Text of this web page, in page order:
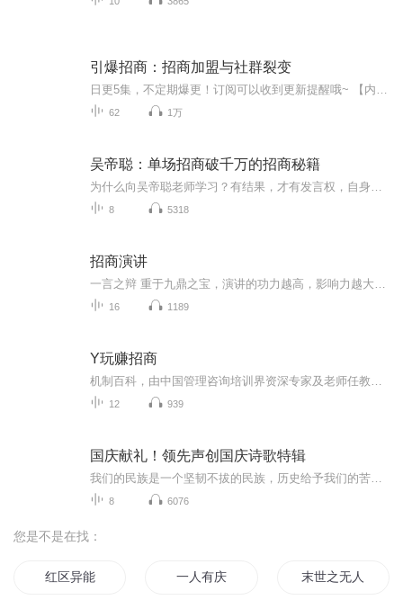
引爆招商：招商加盟与社群裂变
62 1万
吴帝聪：单场招商破千万的招商秘籍
8 5318
招商演讲
16 1189
Y玩赚招商
12 939
国庆献礼！领先声创国庆诗歌特辑
8 6076
您是不是在找：
红区异能 一人有庆 末世之无人区